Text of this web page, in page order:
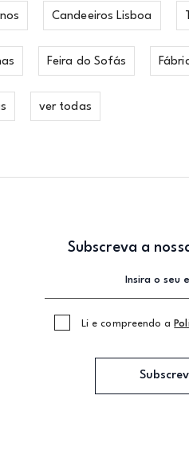
Candeeiros Lisboa
Feira do Sofás
ver todas
Subscreva a
Li e compreendo a